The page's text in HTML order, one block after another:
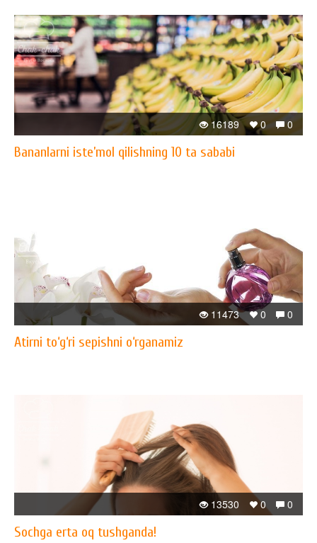
0
0
16189
Bananlarni iste’mol qilishning 10 ta sababi
0
0
11473
Atirni to‘g‘ri sepishni o‘rganamiz
0
0
13530
Sochga erta oq tushganda!